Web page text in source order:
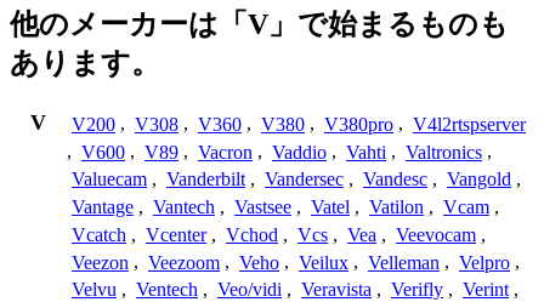
他のメーカーは「V」で始まるものも
あります。
V V200 , V308 , V360 , V380 , V380pro , V4l2rtspserver
, V600 , V89 , Vacron , Vaddio , Vahti , Valtronics ,
Valuecam , Vanderbilt , Vandersec , Vandesc , Vangold ,
Vantage , Vantech , Vastsee , Vatel , Vatilon , Vcam ,
Vcatch , Vcenter , Vchod , Vcs , Vea , Veevocam ,
Veezon , Veezoom , Veho , Veilux , Velleman , Velpro ,
Velvu , Ventech , Veo/vidi , Veravista , Verifly , Verint ,